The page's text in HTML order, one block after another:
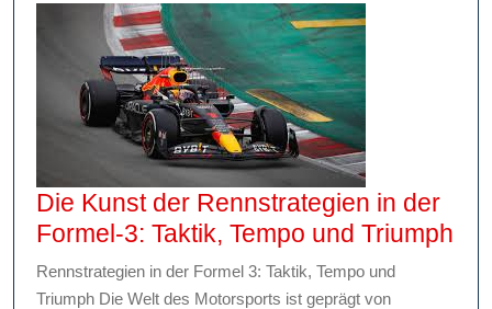
Die Kunst der Rennstrategien in der
Formel-3: Taktik, Tempo und Triumph
Rennstrategien in der Formel 3: Taktik, Tempo und
Triumph Die Welt des Motorsports ist geprägt von